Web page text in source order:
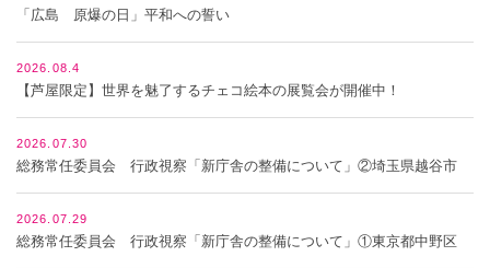
「広島 原爆の日」平和への誓い
2026.08.4
【芦屋限定】世界を魅了するチェコ絵本の展覧会が開催中！
2026.07.30
総務常任委員会 行政視察「新庁舎の整備について」②埼玉県越谷市
2026.07.29
総務常任委員会 行政視察「新庁舎の整備について」①東京都中野区